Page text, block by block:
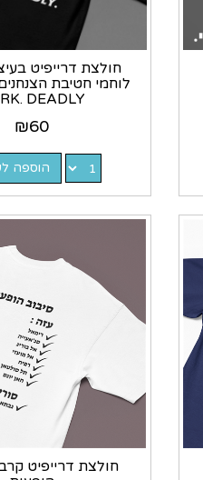
חולצת דרייפיט
DEADLY
₪60
הוספה
חולצת דרייפיט